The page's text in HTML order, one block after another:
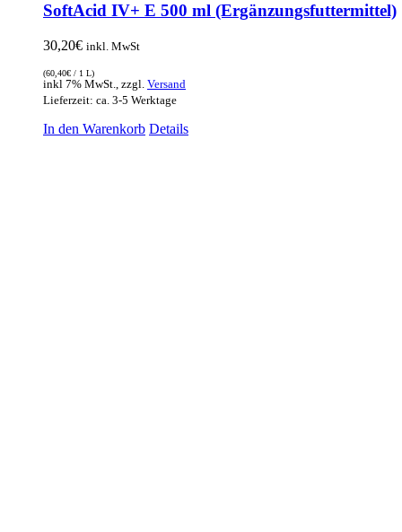
SoftAcid IV+ E 500 ml (Ergänzungsfuttermittel)
30,20€ inkl. MwSt
(60,40€ / 1 L)
inkl 7% MwSt., zzgl. Versand
Lieferzeit: ca. 3-5 Werktage
In den Warenkorb Details